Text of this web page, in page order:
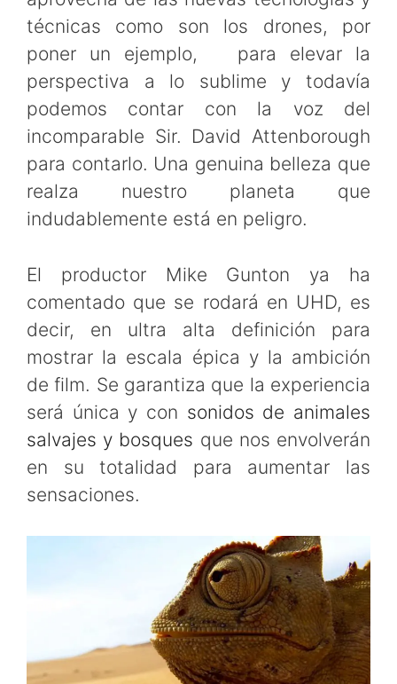
técnicas como son los drones, por
poner un ejemplo, para elevar la
perspectiva a lo sublime y todavía
podemos contar con la voz del
incomparable Sir. David Attenborough
para contarlo. Una genuina belleza que
realza nuestro planeta que
indudablemente está en peligro.
El productor Mike Gunton ya ha
comentado que se rodará en UHD, es
decir, en ultra alta definición para
mostrar la escala épica y la ambición
de film. Se garantiza que la experiencia
será única y con sonidos de animales
salvajes y bosques que nos envolverán
en su totalidad para aumentar las
sensaciones.